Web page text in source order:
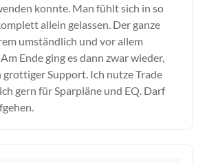
konnte. Man fühlt sich in so
allein gelassen. Der ganze
umständlich und vor allem
Ende ging es dann zwar wieder,
grottiger Support. Ich nutze Trade
gern für Sparpläne und EQ. Darf